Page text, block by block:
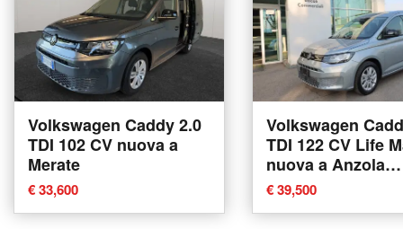
Volkswagen Caddy 2.0
TDI 102 CV nuova a
Merate
€ 33,600
Volkswagen
TDI 122 CV Life
nuova a Anzola
dell'Emilia
€ 39,500